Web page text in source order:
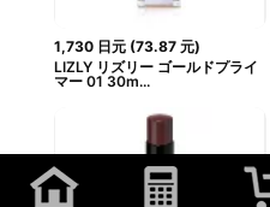
1,730 日元(73.87 元)
LIZLY リズリー ゴールドプライ
マー 01 30m...